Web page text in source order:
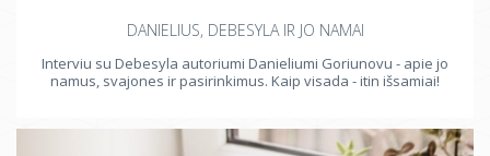
DANIELIUS, DEBESYLA IR JO NAMAI
Interviu su Debesyla autoriumi Danieliumi Goriunovu - apie jo
namus, svajones ir pasirinkimus. Kaip visada - itin išsamiai!